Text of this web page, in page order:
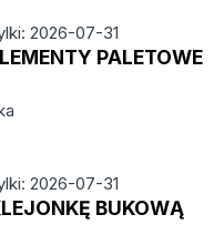
2026-07-31
PALETOWE
2026-07-31
BUKOWĄ